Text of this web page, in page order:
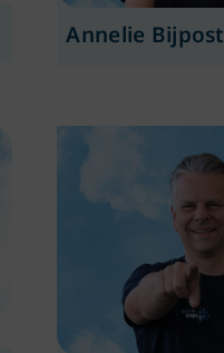
Annelie Bijpost